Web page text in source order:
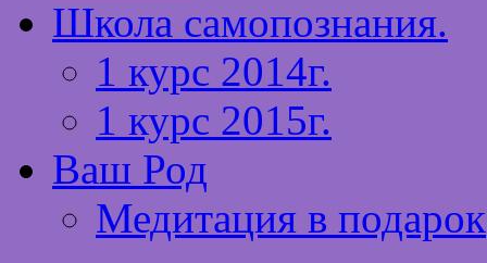
Школа самопознания.
1 курс 2014г.
1 курс 2015г.
Ваш Род
Медитация в подарок